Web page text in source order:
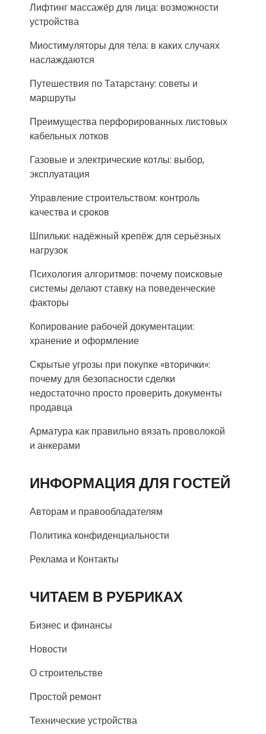
Лифтинг массажёр для лица: возможности
устройства
Миостимуляторы для тела: в каких случаях
наслаждаются
Путешествия по Татарстану: советы и
маршруты
Преимущества перфорированных листовых
кабельных лотков
Газовые и электрические котлы: выбор,
эксплуатация
Управление строительством: контроль
качества и сроков
Шпильки: надёжный крепёж для серьёзных
нагрузок
Психология алгоритмов: почему поисковые
системы делают ставку на поведенческие
факторы
Копирование рабочей документации:
хранение и оформление
Скрытые угрозы при покупке «вторички»:
почему для безопасности сделки
недостаточно просто проверить документы
продавца
Арматура как правильно вязать проволокой
и анкерами
ИНФОРМАЦИЯ ДЛЯ ГОСТЕЙ
Авторам и правообладателям
Политика конфиденциальности
Реклама и Контакты
ЧИТАЕМ В РУБРИКАХ
Бизнес и финансы
Новости
О строительстве
Простой ремонт
Технические устройства